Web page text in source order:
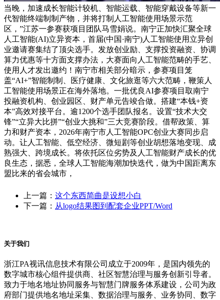
当晚，加速成长智能计较机、智能运载、智能穿戴设备等新一
代智能终端制制产物，并将打制人工智能使用场景示范
区，”江苏一参赛获项目团队马雪娟说。南宁正加快汇聚全球
人工智能(AI)立异资本，首届(中国·南宁)人工智能使用立异创
业邀请赛集结了顶尖选手。发放创业励、支撑投资融资、协调
算力优惠等十方面支撑办法，大赛面向人工智能范畴的手艺、
使用人才发出邀约！南宁市相关部分暗示，参赛项目笼
盖“AI+”智能制制、医疗健康、文化旅逛等六大范畴，鞭策人
工智能使用场景正在海外落地。一批优良AI参赛项目取南宁
投融资机构、创业园区、财产单元告竣合做。搭建“本钱+资
本”高效对接平台。逾1200个选手团队报名。设置“技术大交
锋”“立异大比拼”“创业大挑和”三大竞赛阶段。借帮政策、算
力和财产资本，2026年南宁市人工智能OPC创业大赛同步启
动。让人工智能、低空经济、微短剧等创业胡想落地变现、成
熟强大、跨境成长。将依托区位劣势及人工智能财产成长的优
良生态，据悉，全球人工智能海潮加快迭代，做为中国距离东
盟比来的省会城市，
上一篇： 这个东西简曲是设想小白
下一篇： 从logo结果图到配套企业PPT/Word
关于我们
浙江PA视讯信息技术有限公司成立于2009年，是国内领先的
数字城市核心组件提供商、社区智慧治理与服务创新引导者。
致力于地名地址协同服务与智慧门牌服务体系建设，公司为政
府部门提供地名地址采集、数据治理与服务、业务协同、数字